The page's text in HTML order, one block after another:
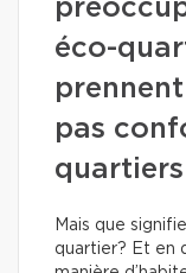
éco-
pas
Mais que
quartier? Et en